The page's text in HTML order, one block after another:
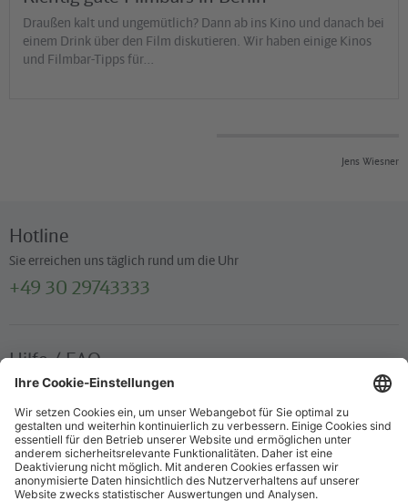
Draußen kalt und ungemütlich? Dann ab ins Kino und danach bei
einem Drink über den Film diskutieren. Wir haben einige Kinos
und Filmbar-Tipps für…
Jens Wiesner
Hotline
Sie erreichen uns täglich rund um die Uhr
+49 30 29743333
Hilfe / FAQ
Die wichtigsten Antworten und Hilfestellungen für unterwegs
Verkaufsstellen
Ticketverkauf und persönliche Beratung